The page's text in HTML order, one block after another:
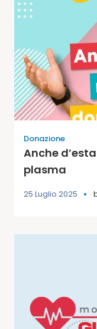
Donazione
Anche
plasma
25 Luglio 2025